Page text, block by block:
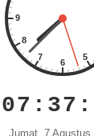
Jumat, 7 Agustus